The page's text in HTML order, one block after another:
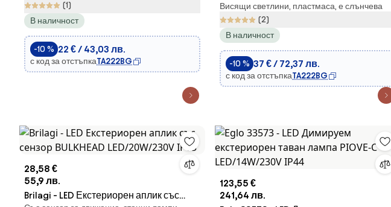
(1)
В наличност
-10 % 22 € / 43,03 лв.
с код за отстъпкаTA222BG
гирлянд BUBBLE 200 LED / 8 функции / 20
м / IP65 / топла бяла
Висящи светлини, пластмаса, е слънчева
(2)
В наличност
-10 % 37 € / 72,37 лв.
с код за отстъпкаTA222BG
28,58 €
55,9 лв.
Brilagi - LED Екстериорен аплик със
123,55 €
241,64 лв.